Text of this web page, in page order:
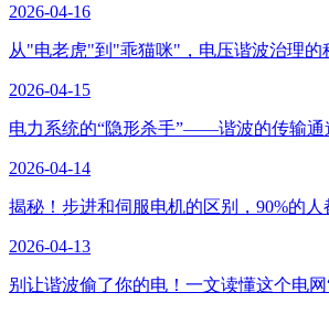
2026-04-16
从"电老虎"到"乖猫咪"，电压谐波治理的
2026-04-15
电力系统的“隐形杀手”——谐波的传输通
2026-04-14
揭秘！步进和伺服电机的区别，90%的人
2026-04-13
别让谐波偷了你的电！一文读懂这个电网